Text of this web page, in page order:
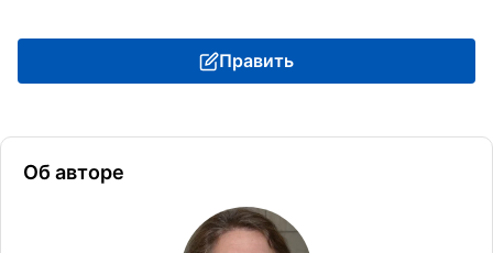
Править
Об авторе